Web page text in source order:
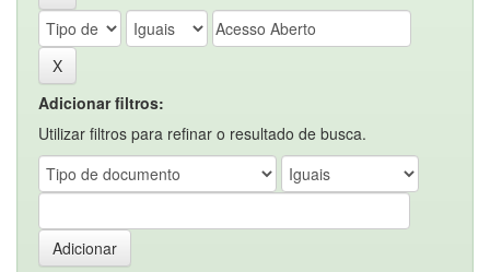
Adicionar filtros:
Utilizar filtros para refinar o resultado de busca.